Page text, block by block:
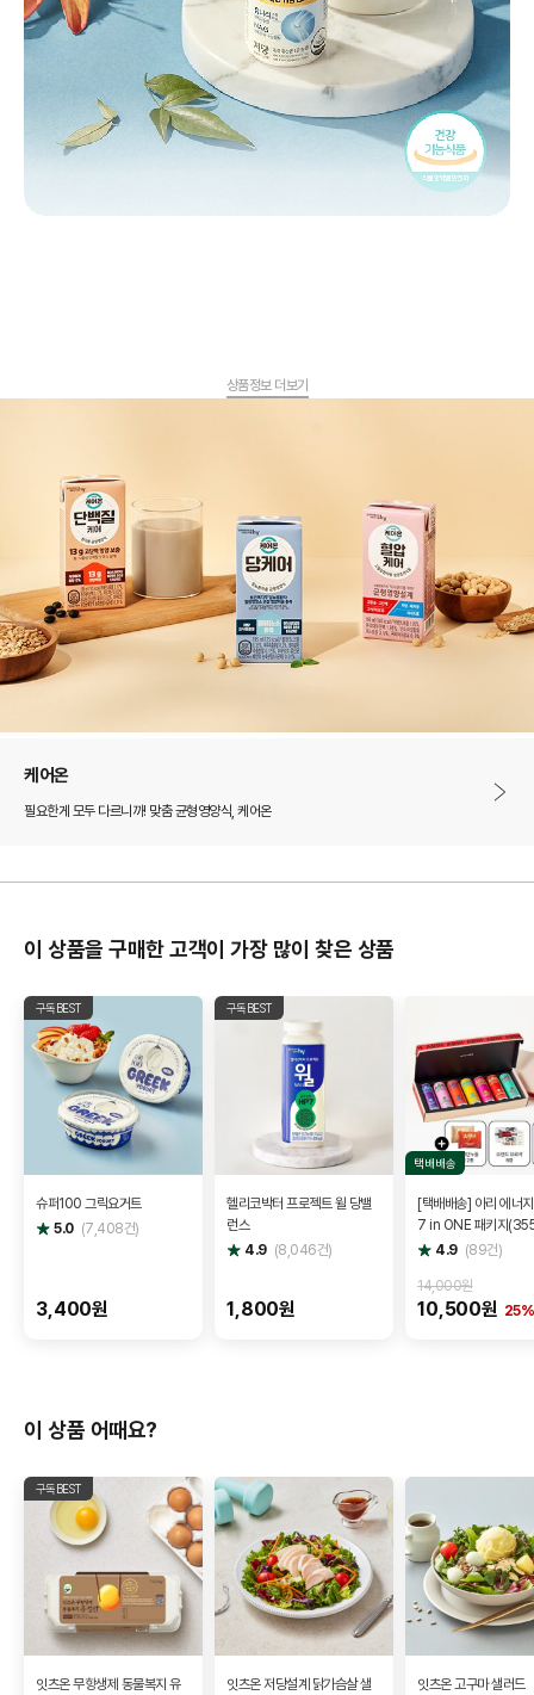
상품정보 더보기
케어온
필요한게 모두 다르니까! 맞춤 균형영양식, 케어온
이 상품을 구매한 고객이 가장 많이 찾은 상품
구독BEST
슈퍼100 그릭요거트
별
점
5.0 (7,408건)
3,400원
구독BEST
헬리코박터 프로젝트 윌 당밸
런스
별
점
4.9 (8,046건)
1,800원
택배배송
[택배배송] 아리 에너
7 in ONE 패키지
7캔) + 아리 키링(랜
별
점
4.9 (89건)
14,000원
10,500원 25%
이 상품 어때요?
구독BEST
잇츠온 무항생제 동물복지 유 잇츠온 저당설계 닭가슴살 샐 잇츠온 고구마 샐러드